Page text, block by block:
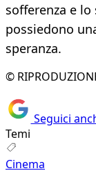
sofferenza e
possiedono
speranza.
©
Seguici
Temi
Cinema